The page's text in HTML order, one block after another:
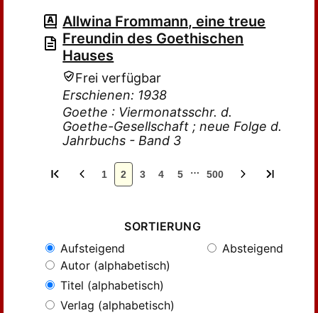
Allwina Frommann, eine treue
Freundin des Goethischen
Hauses
Frei verfügbar
Erschienen: 1938
Goethe : Viermonatsschr. d.
Goethe-Gesellschaft ; neue Folge d.
Jahrbuchs - Band 3
1 2 3 4 5 … 500
SORTIERUNG
Aufsteigend
Absteigend
Autor (alphabetisch)
Titel (alphabetisch)
Verlag (alphabetisch)